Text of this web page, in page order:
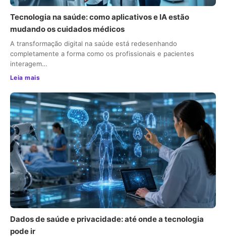
Tecnologia na saúde: como aplicativos e IA estão
mudando os cuidados médicos
A transformação digital na saúde está redesenhando
completamente a forma como os profissionais e pacientes
interagem…
Leia mais
Dados de saúde e privacidade: até onde a tecnologia
pode ir